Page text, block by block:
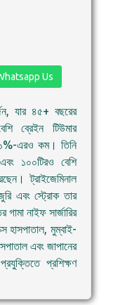
Us
যার ৪৫+ বছরের
ব্রেইন টিউমার
১%-এরও কম। তিনি
১০০টিরও বেশি
ট্রাইজেমিনাল
এবং স্ট্রোক তার
নাইফ সার্জারির
হাসপাতাল, মুম্বাই-
এবং জাপানের
প্রশিক্ষণ